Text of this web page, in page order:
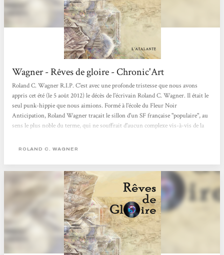
Wagner - Rêves de gloire - Chronic'Art
Roland C. Wagner R.I.P. C'est avec une profonde tristesse que nous avons
appris cet été (le 5 août 2012) le décès de l'écrivain Roland C. Wagner. Il était le
seul punk-hippie que nous aimions. Formé à l'école du Fleur Noir
Anticipation, Roland Wagner traçait le sillon d'un SF française "populaire", au
sens le plus noble du terme, qui ne souffrait d'aucun complexe vis-à-vis de la
(plus de cent nouvelles, une cinquantaine de romans et de traductions en
ROLAND C. WAGNER